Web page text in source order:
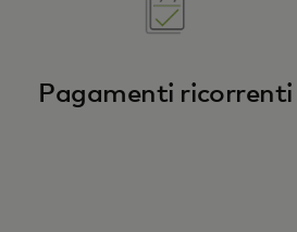
Pagamenti ricorrenti